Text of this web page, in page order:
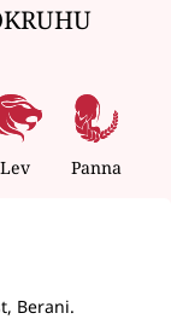
Lev Panna
Berani.